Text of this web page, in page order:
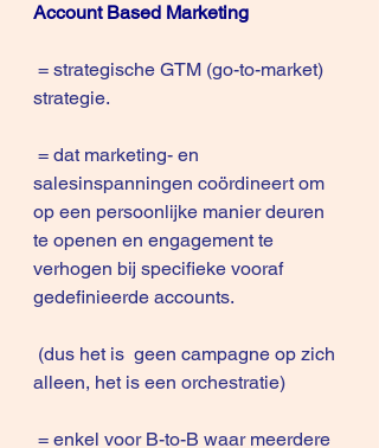
Account Based Marketing
strategie.
salesinspanningen coördineert om
op een persoonlijke manier deuren
te openen en engagement te
verhogen bij specifieke vooraf
gedefinieerde accounts.
alleen, het is een orchestratie)